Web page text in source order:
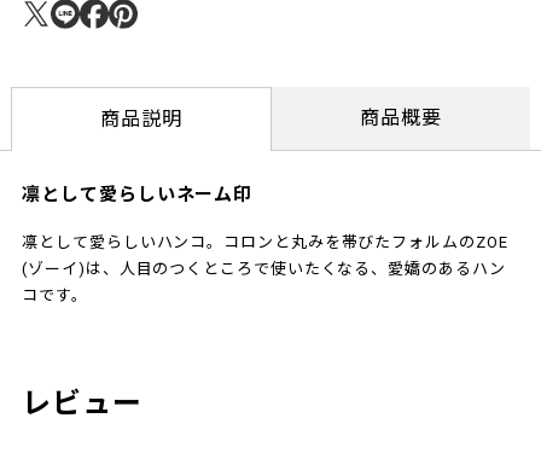
商品説明 商品概要
凛として愛らしいネーム印
凛として愛らしいハンコ。コロンと丸みを帯びたフォルムのZOE
(ゾーイ)は、人目のつくところで使いたくなる、愛嬌のあるハン
コです。
レビュー